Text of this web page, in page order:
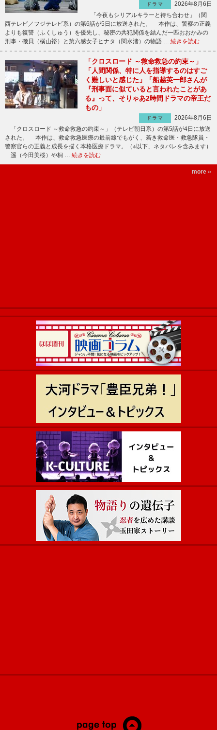
ドラマ
2026年8月6日
「今夜もシリアルキラーと待ち合わせ」（関
西テレビ／フジテレビ系）の第6話が5日に放送された。 本作は、警察の正義
よりも復讐（ふくしゅう）を優先し、秘密の共犯関係を結んだ一匹おおかみの
刑事・磯貝（横山裕）と第六感女子ヒナタ（関水渚）の物語 … 続きを読む
「クロスロード ～救命救急の約束～」
「人間関係、特に人を指導するのはすご
く難しいと感じた」「船越英一郎さんが
『刑事面に似ていると言われたことがあ
る』って、そりゃあ2時間ドラマの帝王だ
もの」
ドラマ
2026年8月6日
「クロスロード ～救命救急の約束～」（テレビ朝日系）の第5話が4日に放送
された。 本作は、救命救急医療の最前線でもがく、若き救命医・救急隊員・
警察官らの正義と成長を描く本格医療ドラマ。（※以下、ネタバレを含みます）
遥（今田美桜）や桐 … 続きを読む
more »